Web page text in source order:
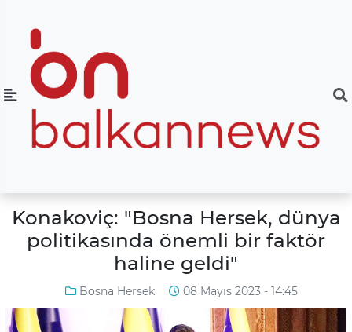
Konakoviç: "Bosna Hersek, dünya
politikasında önemli bir faktör
haline geldi"
Bosna Hersek 08 Mayıs 2023 - 14:45